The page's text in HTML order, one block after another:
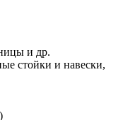
и др.
стойки и навески,